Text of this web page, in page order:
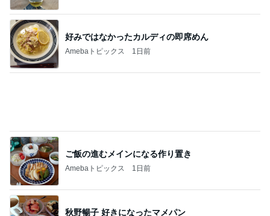
一歩前進と気が休まらない週末